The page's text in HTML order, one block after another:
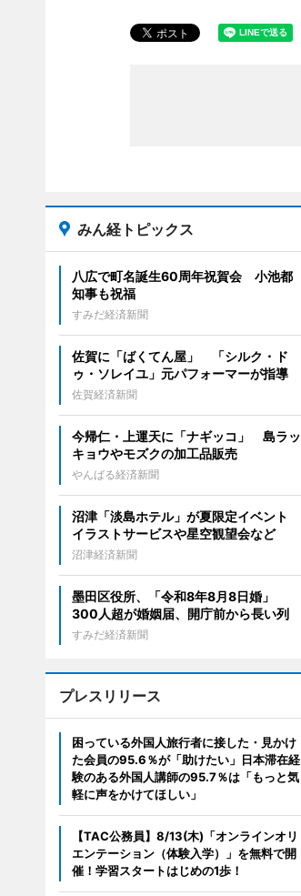
みん経トピックス
八広で町名誕生60周年祝賀会 小池都
知事も祝福
すみだ経済新聞
佐賀に「ばくてん屋」 「シルク・ド
ゥ・ソレイユ」元パフォーマーが指導
佐賀経済新聞
今帰仁・上運天に「ナギッコ」 島ラッ
キョウやモズクの加工品販売
やんばる経済新聞
沼津「淡島ホテル」が夏限定イベント
イラストサービスや星空観望会など
沼津経済新聞
墨田区役所、「令和8年8月8日婚」
300人超が婚姻届、開庁前から長い列
すみだ経済新聞
プレスリリース
困っている外国人旅行者に接した・見かけ
た会員の95.6％が「助けたい」日本滞在経
験のある外国人講師の95.7％は「もっと気
軽に声をかけてほしい」
【TAC公務員】8/13(木)「オンラインオリ
エンテーション（体験入学）」を無料で開
催！学習スタートはじめの1歩！